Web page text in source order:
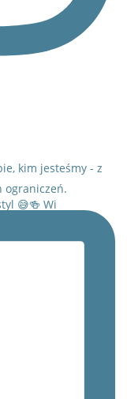
kim jesteśmy - z
ograniczeń.
😅🍻 Wi